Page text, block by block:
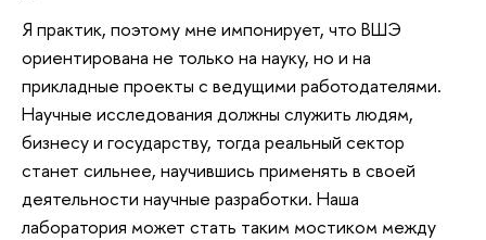
Я практик, поэтому мне импонирует, что ВШЭ
ориентирована не только на науку, но и на
прикладные проекты с ведущими работодателями.
Научные исследования должны служить людям,
бизнесу и государству, тогда реальный сектор
станет сильнее, научившись применять в своей
деятельности научные разработки. Наша
лаборатория может стать таким мостиком между